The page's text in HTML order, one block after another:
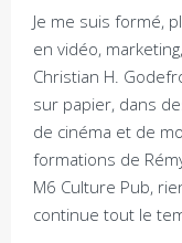
Je me suis formé,
en vidéo,
Christian H.
sur papier, dans
de cinéma et de
formations de
M6 Culture Pub,
continue tout le